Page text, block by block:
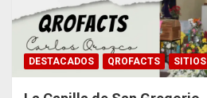
DESTACADOS QROFACTS SITIOS